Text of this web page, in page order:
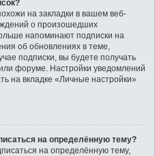
на закладки в вашем веб-
о произошедших
напоминают подписки на
об обновлениях в теме,
подписки, вы будете получать
форуме. Настройки уведомлений
на вкладке «Личные настройки»
на определённую тему?
на определённую тему,